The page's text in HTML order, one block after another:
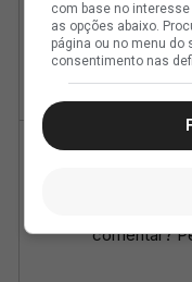
com base no
as opções abaixo.
página ou no menu do
consentimento nas